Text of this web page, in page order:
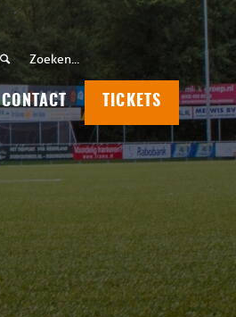
CONTACT TICKETS